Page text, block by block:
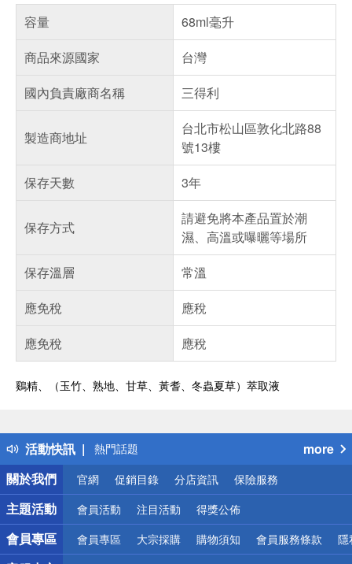
容量
68ml毫升
商品來源國家
台灣
國內負責廠商名稱
三得利
製造商地址
台北市松山區敦化北路88
號13樓
保存天數
3年
保存方式
請避免將本產品置於潮
濕、高溫或曝曬等場所
保存溫層
常溫
應免稅
應稅
應免稅
應稅
鷄精、（玉竹、熟地、甘草、黃耆、冬蟲夏草）萃取液
活動快訊
得獎公告
熱門話題
銀行優惠
偏遠地區配送
詐騙網頁！請小心！
more
關於我們
官網 促銷目錄 分店資訊 保險服務
主題活動 會員活動 注目活動 得獎公佈
會員專區 會員專區 大宗採購 購物須知 會員服務條款 隱